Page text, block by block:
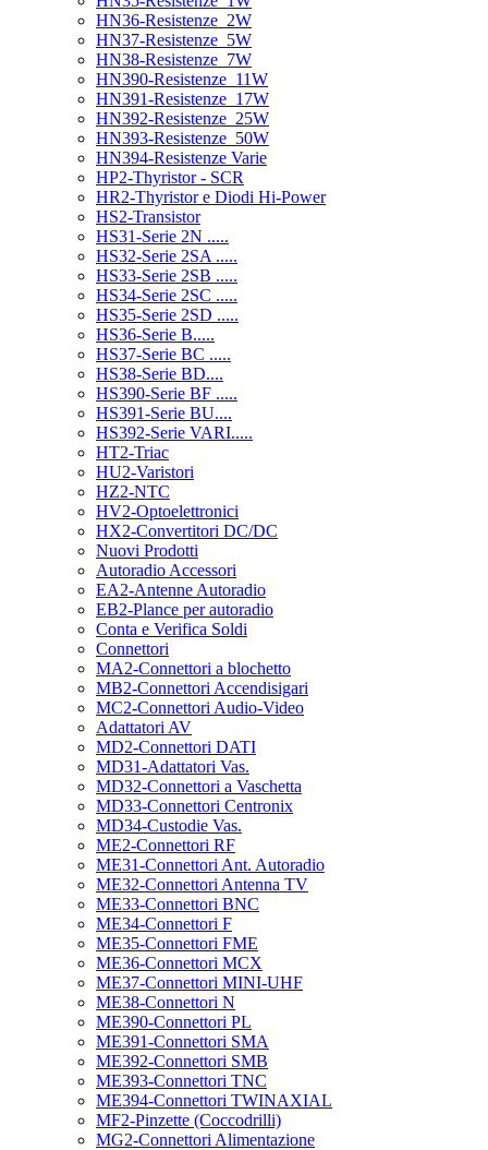
HN36-Resistenze_2W
HN37-Resistenze_5W
HN38-Resistenze_7W
HN390-Resistenze_11W
HN391-Resistenze_17W
HN392-Resistenze_25W
HN393-Resistenze_50W
HN394-Resistenze Varie
HP2-Thyristor - SCR
HR2-Thyristor e Diodi Hi-Power
HS2-Transistor
HS31-Serie 2N .....
HS32-Serie 2SA .....
HS33-Serie 2SB .....
HS34-Serie 2SC .....
HS35-Serie 2SD .....
HS36-Serie B.....
HS37-Serie BC .....
HS38-Serie BD....
HS390-Serie BF .....
HS391-Serie BU....
HS392-Serie VARI.....
HT2-Triac
HU2-Varistori
HZ2-NTC
HV2-Optoelettronici
HX2-Convertitori DC/DC
Nuovi Prodotti
Autoradio Accessori
EA2-Antenne Autoradio
EB2-Plance per autoradio
Conta e Verifica Soldi
Connettori
MA2-Connettori a blochetto
MB2-Connettori Accendisigari
MC2-Connettori Audio-Video
Adattatori AV
MD2-Connettori DATI
MD31-Adattatori Vas.
MD32-Connettori a Vaschetta
MD33-Connettori Centronix
MD34-Custodie Vas.
ME2-Connettori RF
ME31-Connettori Ant. Autoradio
ME32-Connettori Antenna TV
ME33-Connettori BNC
ME34-Connettori F
ME35-Connettori FME
ME36-Connettori MCX
ME37-Connettori MINI-UHF
ME38-Connettori N
ME390-Connettori PL
ME391-Connettori SMA
ME392-Connettori SMB
ME393-Connettori TNC
ME394-Connettori TWINAXIAL
MF2-Pinzette (Coccodrilli)
MG2-Connettori Alimentazione